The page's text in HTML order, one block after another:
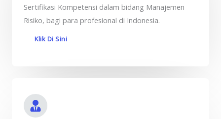
Sertifikasi Kompetensi dalam bidang Manajemen
Risiko, bagi para profesional di Indonesia.
Klik Di Sini